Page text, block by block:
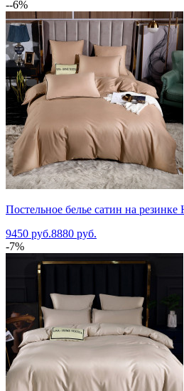
--6%
Постельное белье сатин на резинке
9450 руб.8880 руб.
-7%